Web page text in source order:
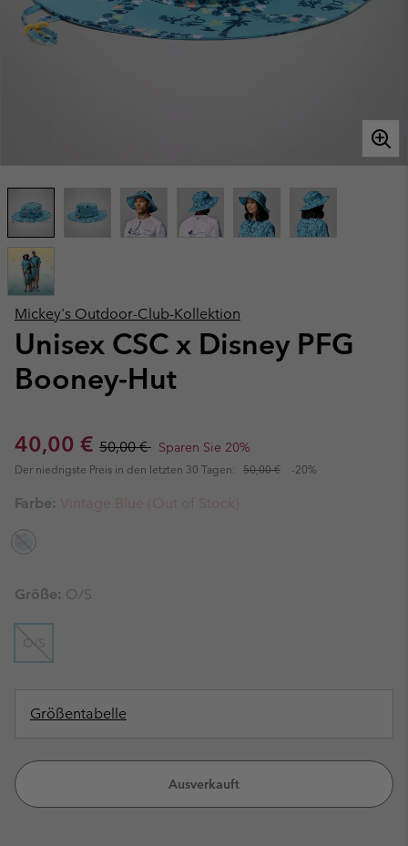
Mickey's Outdoor-Club-Kollektion
Unisex CSC x Disney PFG
Booney-Hut
Sale price:
40,00 € Regular price:
50,00 € Sparen Sie 20%
Der niedrigste Preis in den letzten 30 Tagen: 50,00 € -20%
Farbe: Vintage Blue (Out of Stock)
Größe: O/S
O/S
Größentabelle
Ausverkauft